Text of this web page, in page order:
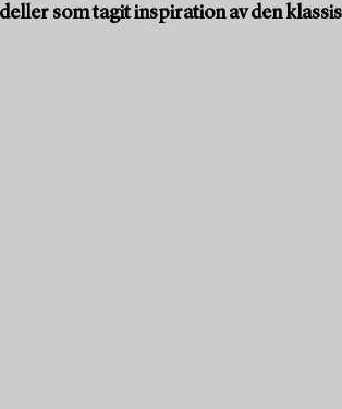
som tagit inspiration av den